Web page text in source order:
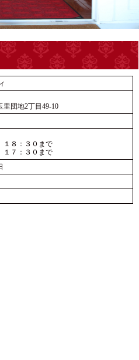
里団地2丁目49-10
８：３０まで
１７：３０まで